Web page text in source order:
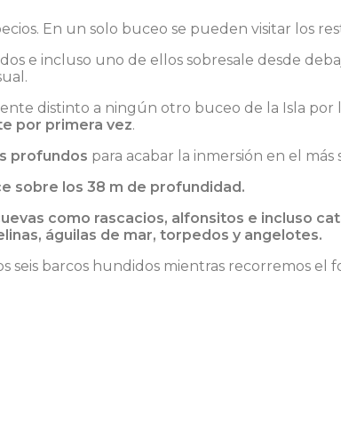
En un solo buceo se pueden visitar los
e incluso uno de ellos sobresale desde
distinto a ningún otro buceo de la Isla por
por primera vez.
profundos para acabar la inmersión en el más
sobre los 38 m de profundidad.
como rascacios, alfonsitos e incluso
águilas de mar, torpedos y angelotes.
barcos hundidos mientras recorremos el